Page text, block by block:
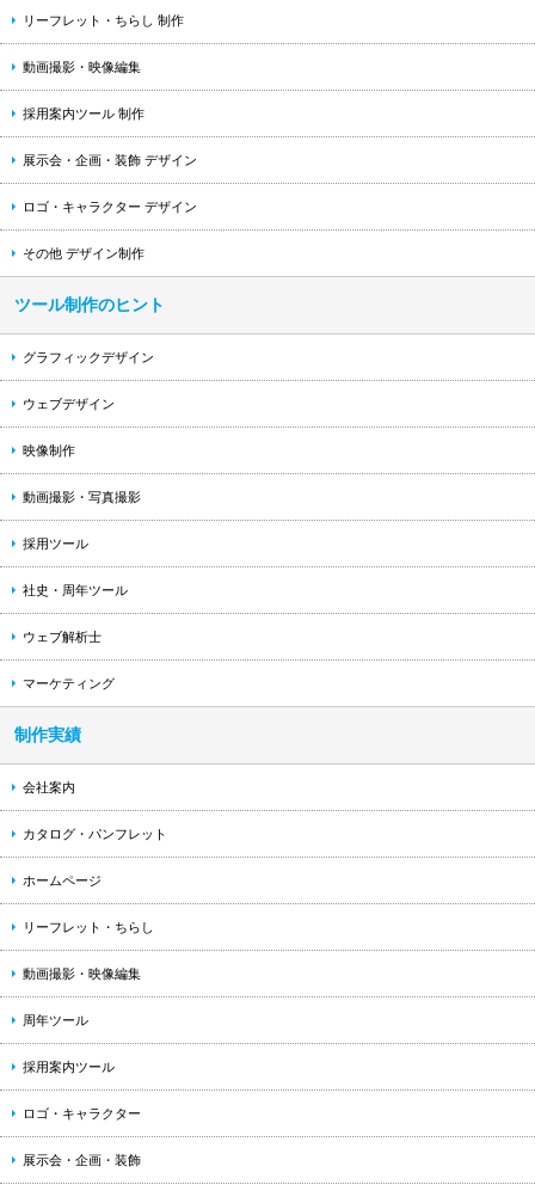
リーフレット・ちらし 制作
動画撮影・映像編集
採用案内ツール 制作
展示会・企画・装飾 デザイン
ロゴ・キャラクター デザイン
その他 デザイン制作
ツール制作のヒント
グラフィックデザイン
ウェブデザイン
映像制作
動画撮影・写真撮影
採用ツール
社史・周年ツール
ウェブ解析士
マーケティング
制作実績
会社案内
カタログ・パンフレット
ホームページ
リーフレット・ちらし
動画撮影・映像編集
周年ツール
採用案内ツール
ロゴ・キャラクター
展示会・企画・装飾